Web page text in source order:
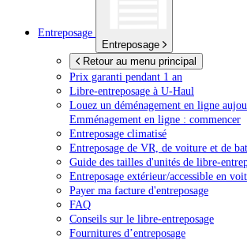
Entreposage
Entreposage
Retour au menu principal
Prix garanti pendant 1 an
Libre-entreposage à U-Haul
Louez un déménagement en ligne
Emménagement en ligne : commencer
Entreposage climatisé
Entreposage de VR, de voiture et de
Guide des tailles d'unités de libre-
Entreposage extérieur/accessible en
Payer ma facture d'entreposage
FAQ
Conseils sur le libre-entreposage
Fournitures d’entreposage